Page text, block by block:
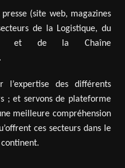
(site web, magazines
de la Logistique, du
et de la Chaîne
l’expertise des différents
; et servons de plateforme
meilleure compréhension
ces secteurs dans le